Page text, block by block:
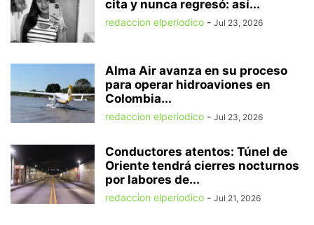
cita y nunca regresó: así...
redaccion elperiodico - Jul 23, 2026
Alma Air avanza en su proceso
para operar hidroaviones en
Colombia...
redaccion elperiodico - Jul 23, 2026
Conductores atentos: Túnel de
Oriente tendrá cierres nocturnos
por labores de...
redaccion elperiodico - Jul 21, 2026